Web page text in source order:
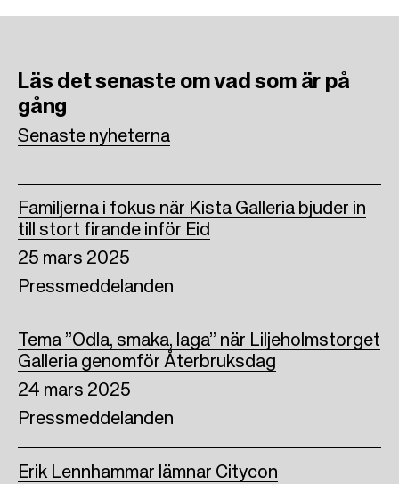
o
k
e d
n
Läs det senaste om vad som är på
gång
Senaste nyheterna
25 mars 2025
Pressmeddelanden
Familjerna i fokus när Kista Galleria bjuder in
till stort firande inför Eid
24 mars 2025
Pressmeddelanden
Tema ”Odla, smaka, laga” när Liljeholmstorget
Galleria genomför Återbruksdag
Erik Lennhammar lämnar Citycon